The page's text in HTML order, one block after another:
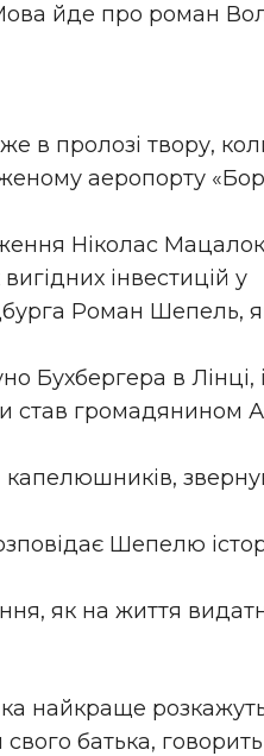
Мова йде про роман
в пролозі твору,
аеропорту
Ніколас
інвестицій у
Роман Шепель,
Бухбергера в Лінці,
став громадянином
Шепелю
як на життя
найкраще
батька,